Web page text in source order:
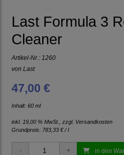
Last Formula 3
Cleaner
Artikel-Nr.: 1260
von Last
47,00 €
Inhalt: 60 ml
inkl. 19,00 % MwSt., zzgl. Versandkosten
Grundpreis: 783,33 € / l
in den